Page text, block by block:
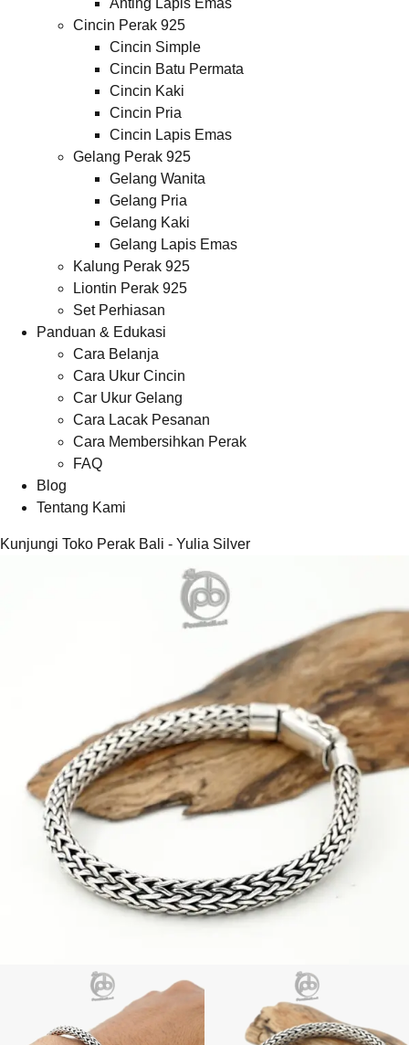
Anting Lapis Emas
Cincin Perak 925
Cincin Simple
Cincin Batu Permata
Cincin Kaki
Cincin Pria
Cincin Lapis Emas
Gelang Perak 925
Gelang Wanita
Gelang Pria
Gelang Kaki
Gelang Lapis Emas
Kalung Perak 925
Liontin Perak 925
Set Perhiasan
Panduan & Edukasi
Cara Belanja
Cara Ukur Cincin
Car Ukur Gelang
Cara Lacak Pesanan
Cara Membersihkan Perak
FAQ
Blog
Tentang Kami
Kunjungi Toko Perak Bali - Yulia Silver